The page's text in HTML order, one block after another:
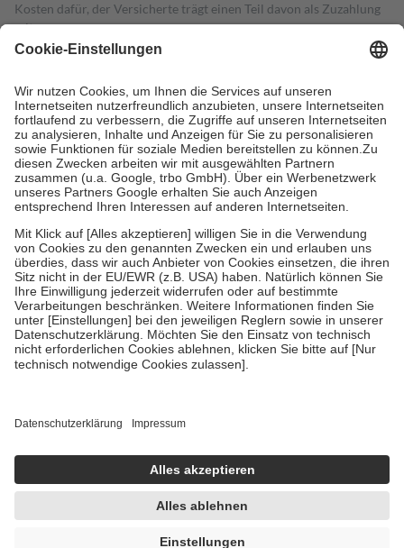
Kosten dafür, der Versicherte trägt einen Teil davon als Zuzahlung
mit.
Grundsätzlich leisten Mitglieder Zuzahlungen in Höhe von zehn
höchstens zehn Euro.
Es sind jedoch nie mehr als die tatsächlichen
Kosten der Leistung zu entrichten.
Diese Regeln gelten grundsätzlich auch für Online-Apotheken.
Bei Heilmitteln und häuslicher Krankenpflege beträgt die
Zuzahlung zehn Prozent der Kosten sowie zehn Euro je
Verordnung.
Um das Engagement der Versicherten für ihre eigene Gesundheit zu
stärken und die besondere Stellung der Familie zu unterstützen,
fallenkeine Zuzahlungenan bei:
• Kindern und Jugendlichen bis zum vollendeten 18. Lebensjahr
mit Ausnahme der Fahrkosten
• Untersuchungen zur Vorsorge und Früherkennung, die von der
GKV getragen werden
• empfohlenen Schutzimpfungen
• Harn- und Blutteststreifen
getroffen, um sicherzustellen, dass es sich um echte Bewertungen
https://help.etrusted.com/hc/de/articles/4419944605341
Einige Bilder und Inhalte wurden unter Zuhilfenahme künstlicher